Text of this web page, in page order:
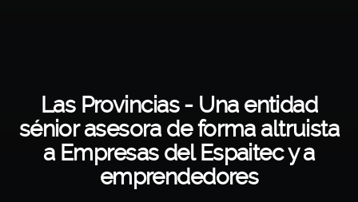
Las Provincias - Una entidad
sénior asesora de forma altruista
a Empresas del Espaitec y a
emprendedores